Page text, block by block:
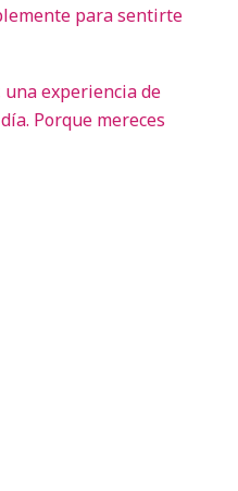
para sentirte
una experiencia de
Porque mereces